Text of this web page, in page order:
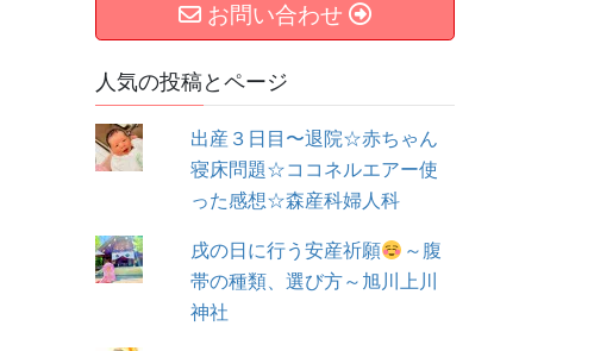
お問い合わせ
人気の投稿とページ
出産３日目〜退院☆赤ちゃん
寝床問題☆ココネルエアー使
った感想☆森産科婦人科
戌の日に行う安産祈願
～腹
帯の種類、選び方～旭川上川
神社